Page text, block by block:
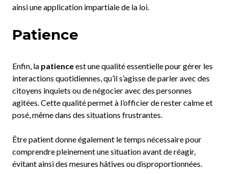
ainsi une application impartiale de la loi.
Patience
Enfin, la patienceest une qualité essentielle pour gérer les
interactions quotidiennes, qu’il s’agisse de parler avec des
citoyens inquiets ou de négocier avec des personnes
agitées. Cette qualité permet à l’officier de rester calme et
posé, même dans des situations frustrantes.
Être patient donne également le temps nécessaire pour
comprendre pleinement une situation avant de réagir,
évitant ainsi des mesures hâtives ou disproportionnées.